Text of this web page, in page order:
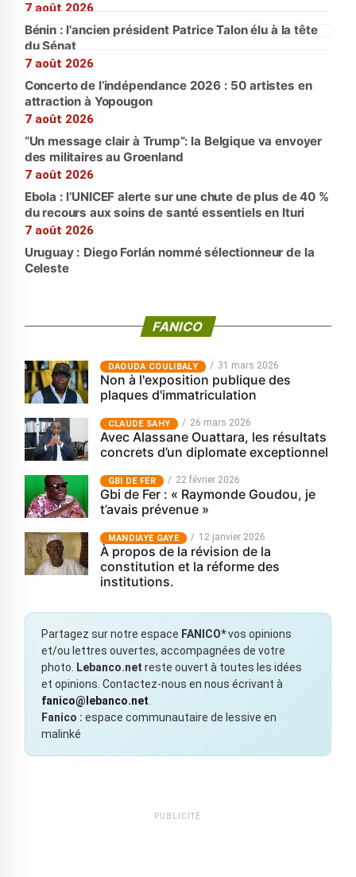
7 août 2026
Bénin : l'ancien président Patrice Talon élu à la tête
du Sénat
7 août 2026
Concerto de l’indépendance 2026 : 50 artistes en
attraction à Yopougon
7 août 2026
“Un message clair à Trump”: la Belgique va envoyer
des militaires au Groenland
7 août 2026
Ebola : l’UNICEF alerte sur une chute de plus de 40 %
du recours aux soins de santé essentiels en Ituri
7 août 2026
Uruguay : Diego Forlán nommé sélectionneur de la
Celeste
FANICO
‎DAOUDA COULIBALY 31 mars 2026
Non à l'exposition publique des
plaques d'immatriculation
CLAUDE SAHY 26 mars 2026
Avec Alassane Ouattara, les résultats
concrets d’un diplomate exceptionnel
GBI DE FER 22 février 2026
Gbi de Fer : « Raymonde Goudou, je
t’avais prévenue »
MANDIAYE GAYE 12 janvier 2026
À propos de la révision de la
constitution et la réforme des
institutions.
Partagez sur notre espace FANICO*vos opinions
et/ou lettres ouvertes, accompagnées de votre
photo.
Lebanco.net reste ouvert à toutes les idées
et opinions. Contactez-nous en nous écrivant à
fanico@lebanco.net
Fanico : espace communautaire de lessive en
malinké
PUBLICITÉ